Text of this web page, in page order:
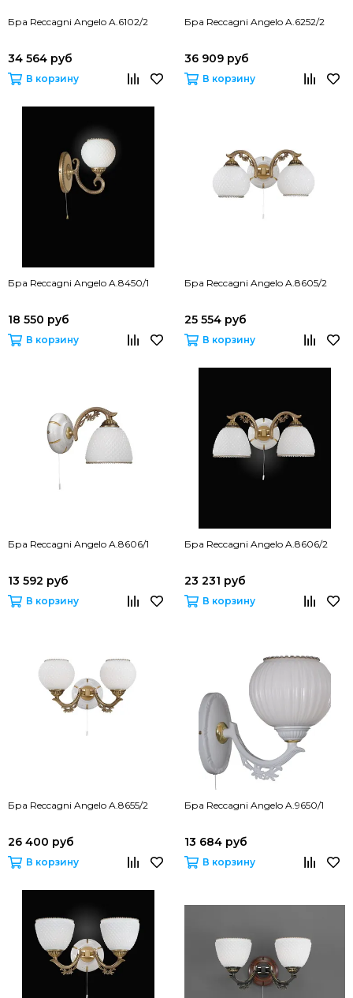
Бра Reccagni Angelo A.6102/2
34 564 руб
В корзину
Бра Reccagni Angelo A.6252/2
36 909 руб
В корзину
Бра Reccagni Angelo A.8450/1
18 550 руб
В корзину
Бра Reccagni Angelo A.8605/2
25 554 руб
В корзину
Бра Reccagni Angelo A.8606/1
13 592 руб
В корзину
Бра Reccagni Angelo A.8606/2
23 231 руб
В корзину
Бра Reccagni Angelo A.8655/2
26 400 руб
В корзину
Бра Reccagni Angelo A.9650/1
13 684 руб
В корзину